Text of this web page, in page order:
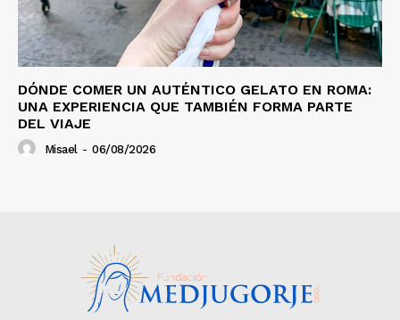
DÓNDE COMER UN AUTÉNTICO GELATO EN ROMA:
UNA EXPERIENCIA QUE TAMBIÉN FORMA PARTE
DEL VIAJE
Misael - 06/08/2026